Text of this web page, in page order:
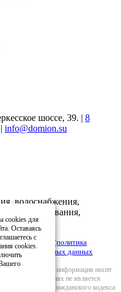
шоссе, 39. | 8
| info@domion.su
водоснабжения,
данных (политика
персональных данных
на сайте информация носит
каких условиях не является
Статьи 437(2) Гражданского кодекса
cookies для
Оставаясь
с
cookies.